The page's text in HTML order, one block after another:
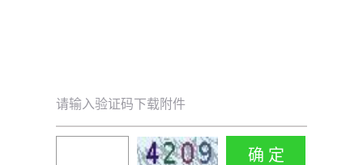
请输入验证码下载附件